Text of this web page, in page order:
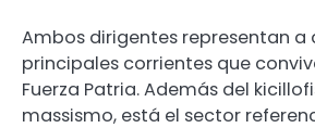
Ambos dirigentes representan a
principales corrientes que
Fuerza Patria. Además del
massismo, está el sector